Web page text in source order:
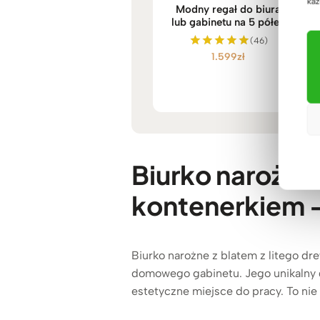
Modny regał do biura
lub gabinetu na 5 półek
Oceniono
(46)
1.599zł
Biurko
kontenerkiem
Biurko narożne z blatem z litego
domowego gabinetu. Jego
estetyczne miejsce do pracy. To